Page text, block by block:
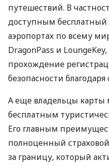
путешествий. В
доступным бесплатный
аэропортах по всему
DragonPass и
прохождение
безопасности благодаря
А еще владельцы карты
бесплатным
Его главным
полноценный
за границу, который